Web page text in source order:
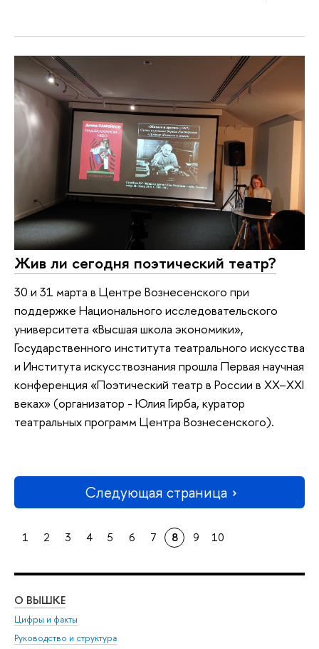
Жив ли сегодня поэтический театр?
30 и 31 марта в Центре Вознесенского при
поддержке Национального исследовательского
университета «Высшая школа экономики»,
Государственного института театрального искусства
и Института искусствознания прошла Первая научная
конференция «Поэтический театр в России в ХХ–ХХI
веках» (организатор - Юлия Гирба, куратор
театральных программ Центра Вознесенского).
Следующая страница
1 2 3 4 5 6 7 8 9 10
О ВЫШКЕ
Цифры и факты
Руководство и структура